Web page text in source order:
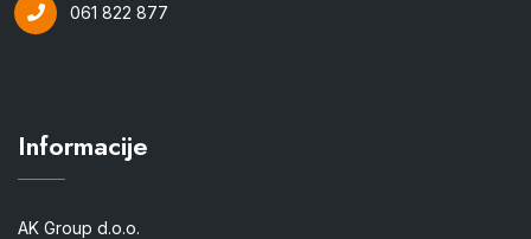
061 822 877
Informacije
AK Group d.o.o.